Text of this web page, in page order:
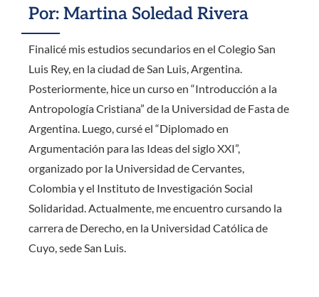
Por: Martina Soledad Rivera
Finalicé mis estudios secundarios en el Colegio San
Luis Rey, en la ciudad de San Luis, Argentina.
Posteriormente, hice un curso en “Introducción a la
Antropología Cristiana” de la Universidad de Fasta de
Argentina. Luego, cursé el “Diplomado en
Argumentación para las Ideas del siglo XXI”,
organizado por la Universidad de Cervantes,
Colombia y el Instituto de Investigación Social
Solidaridad. Actualmente, me encuentro cursando la
carrera de Derecho, en la Universidad Católica de
Cuyo, sede San Luis.